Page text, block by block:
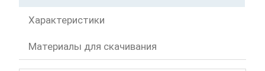
Характеристики
Материалы для скачивания